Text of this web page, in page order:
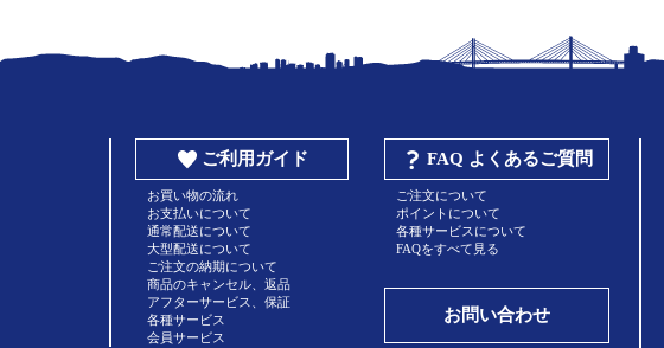
ご利用ガイド
お買い物の流れ
お支払いについて
通常配送について
大型配送について
ご注文の納期について
商品のキャンセル、返品
アフターサービス、保証
各種サービス
会員サービス
FAQ よくあるご質問
ご注文について
ポイントについて
各種サービスについて
FAQをすべて見る
お問い合わせ